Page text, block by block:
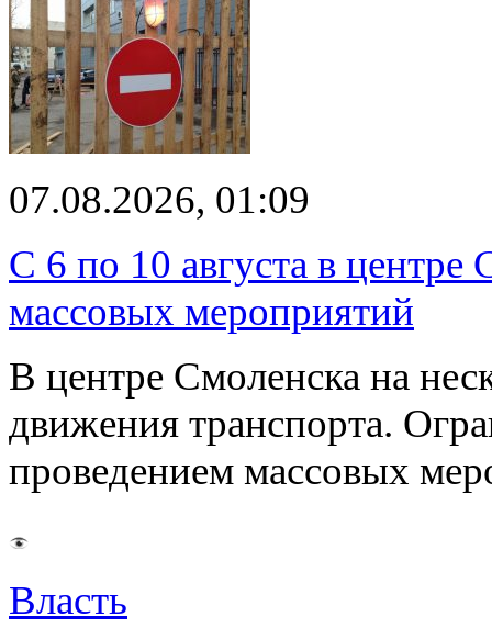
07.08.2026, 01:09
С 6 по 10 августа в центре
массовых мероприятий
В центре Смоленска на
движения транспорта.
проведением массовых
Власть